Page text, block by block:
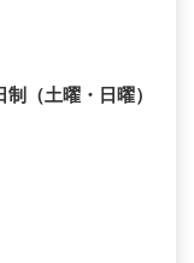
（土曜・日曜）